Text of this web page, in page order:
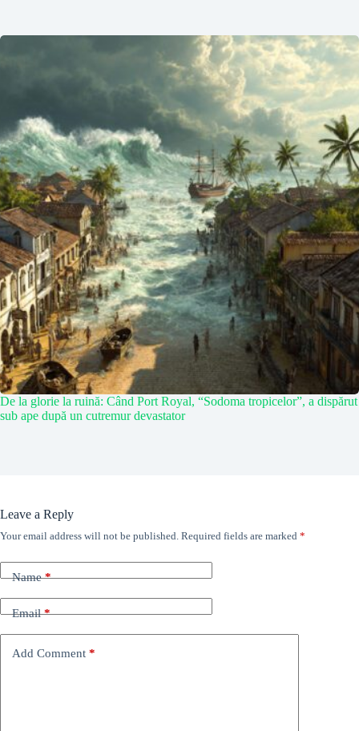
De la glorie la ruină: Când Port Royal, “Sodoma tropicelor”, a dispărut
sub ape după un cutremur devastator
Leave a Reply
Your email address will not be published. Required fields are marked *
Name*
Email*
Add Comment *